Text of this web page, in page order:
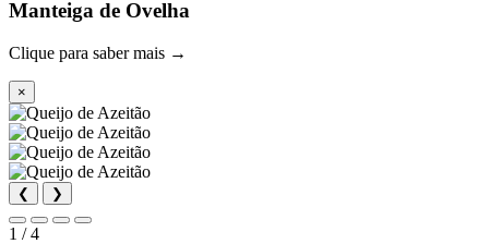
Manteiga de Ovelha
Clique para saber mais →
×
❮ ❯
1 / 4